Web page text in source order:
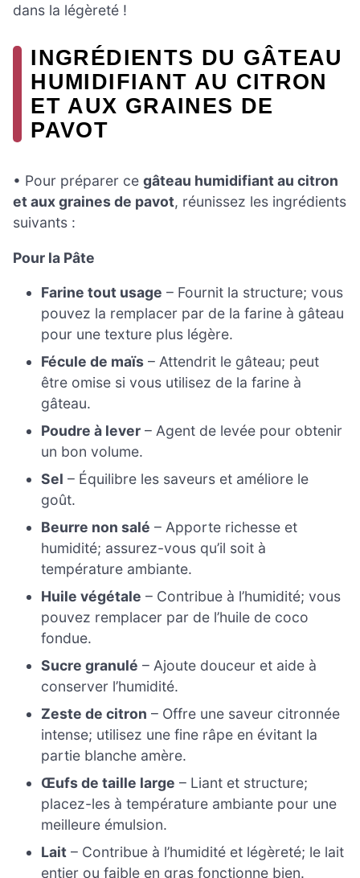
dans la légèreté !
INGRÉDIENTS DU GÂTEAU
HUMIDIFIANT AU CITRON
ET AUX GRAINES DE
PAVOT
• Pour préparer ce gâteau humidifiant au citron
et aux graines de pavot, réunissez les ingrédients
suivants :
Pour la Pâte
Farine tout usage – Fournit la structure; vous
pouvez la remplacer par de la farine à gâteau
pour une texture plus légère.
Fécule de maïs – Attendrit le gâteau; peut
être omise si vous utilisez de la farine à
gâteau.
Poudre à lever – Agent de levée pour obtenir
un bon volume.
Sel – Équilibre les saveurs et améliore le
goût.
Beurre non salé – Apporte richesse et
humidité; assurez-vous qu’il soit à
température ambiante.
Huile végétale – Contribue à l’humidité; vous
pouvez remplacer par de l’huile de coco
fondue.
Sucre granulé – Ajoute douceur et aide à
conserver l’humidité.
Zeste de citron – Offre une saveur citronnée
intense; utilisez une fine râpe en évitant la
partie blanche amère.
Œufs de taille large – Liant et structure;
placez-les à température ambiante pour une
meilleure émulsion.
Lait – Contribue à l’humidité et légèreté; le lait
entier ou faible en gras fonctionne bien.